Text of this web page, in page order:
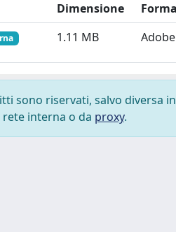
Dimensione
1.11 MB
sono riservati, salvo diversa
interna o da proxy.